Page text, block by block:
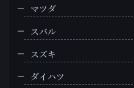
マツダ
スバル
スズキ
ダイハツ